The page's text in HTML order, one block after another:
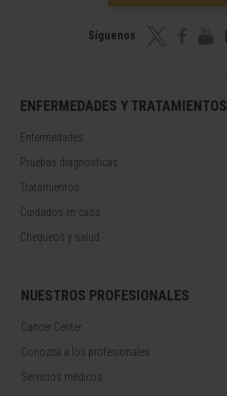
Síguenos
ENFERMEDADES Y TRATAMIENTOS
Enfermedades
Pruebas diagnósticas
Tratamientos
Cuidados en casa
Chequeos y salud
NUESTROS PROFESIONALES
Cancer Center
Conozca a los profesionales
Servicios médicos